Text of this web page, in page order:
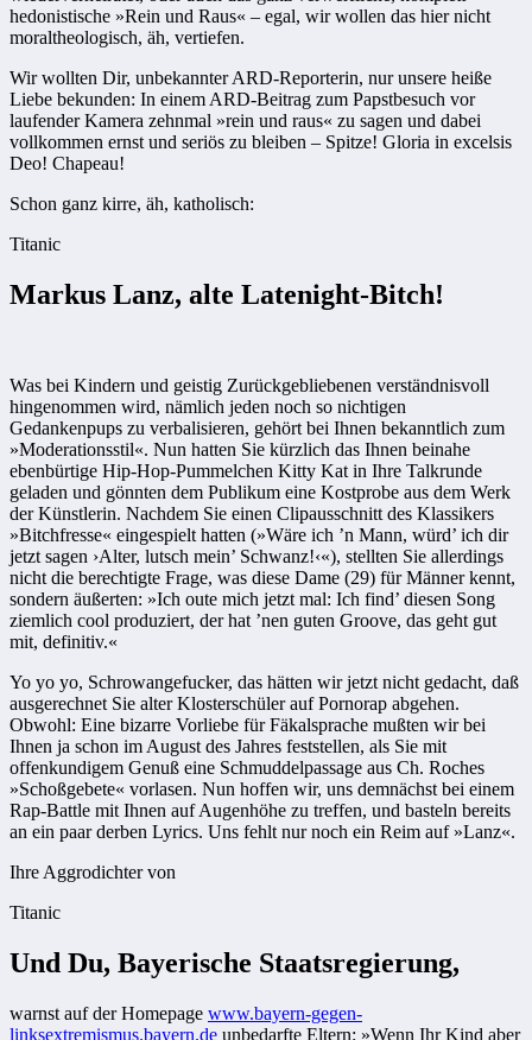
hedonistische »Rein und Raus« – egal, wir wollen das hier nicht
moraltheologisch, äh, vertiefen.
Wir wollten Dir, unbekannter ARD-Reporterin, nur unsere heiße
Liebe bekunden: In einem ARD-Beitrag zum Papstbesuch vor
laufender Kamera zehnmal »rein und raus« zu sagen und dabei
vollkommen ernst und seriös zu bleiben – Spitze! Gloria in excelsis
Deo! Chapeau!
Schon ganz kirre, äh, katholisch:
Titanic
Markus Lanz, alte Latenight-Bitch!
Was bei Kindern und geistig Zurückgebliebenen verständnisvoll
hingenommen wird, nämlich jeden noch so nichtigen
Gedankenpups zu verbalisieren, gehört bei Ihnen bekanntlich zum
»Moderationsstil«. Nun hatten Sie kürzlich das Ihnen beinahe
ebenbürtige Hip-Hop-Pummelchen Kitty Kat in Ihre Talkrunde
geladen und gönnten dem Publikum eine Kostprobe aus dem Werk
der Künstlerin. Nachdem Sie einen Clipausschnitt des Klassikers
»Bitchfresse« eingespielt hatten (»Wäre ich ’n Mann, würd’ ich dir
jetzt sagen ›Alter, lutsch mein’ Schwanz!‹«), stellten Sie allerdings
nicht die berechtigte Frage, was diese Dame (29) für Männer kennt,
sondern äußerten: »Ich oute mich jetzt mal: Ich find’ diesen Song
ziemlich cool produziert, der hat ’nen guten Groove, das geht gut
mit, definitiv.«
Yo yo yo, Schrowangefucker, das hätten wir jetzt nicht gedacht, daß
ausgerechnet Sie alter Klosterschüler auf Pornorap abgehen.
Obwohl: Eine bizarre Vorliebe für Fäkalsprache mußten wir bei
Ihnen ja schon im August des Jahres feststellen, als Sie mit
offenkundigem Genuß eine Schmuddelpassage aus Ch. Roches
»Schoßgebete« vorlasen. Nun hoffen wir, uns demnächst bei einem
Rap-Battle mit Ihnen auf Augenhöhe zu treffen, und basteln bereits
an ein paar derben Lyrics. Uns fehlt nur noch ein Reim auf »Lanz«.
Ihre Aggrodichter von
Titanic
Und Du, Bayerische Staatsregierung,
warnst auf der Homepage www.bayern-gegen-
linksextremismus.bayern.de unbedarfte Eltern: »Wenn Ihr Kind aber